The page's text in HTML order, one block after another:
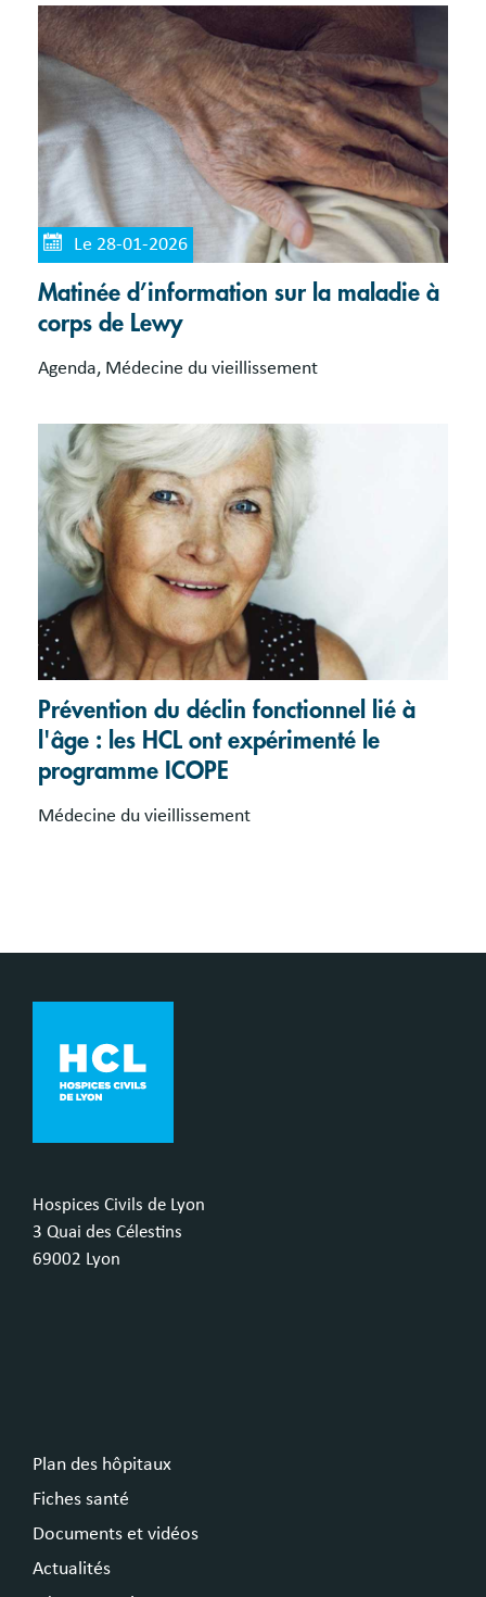
Le 28-01-2026
Matinée d’information sur la maladie à
corps de Lewy
Agenda, Médecine du vieillissement
Prévention du déclin fonctionnel lié à
l'âge : les HCL ont expérimenté le
programme ICOPE
Médecine du vieillissement
Hospices Civils de Lyon
3 Quai des Célestins
69002 Lyon
Plan des hôpitaux
Fiches santé
Documents et vidéos
Actualités